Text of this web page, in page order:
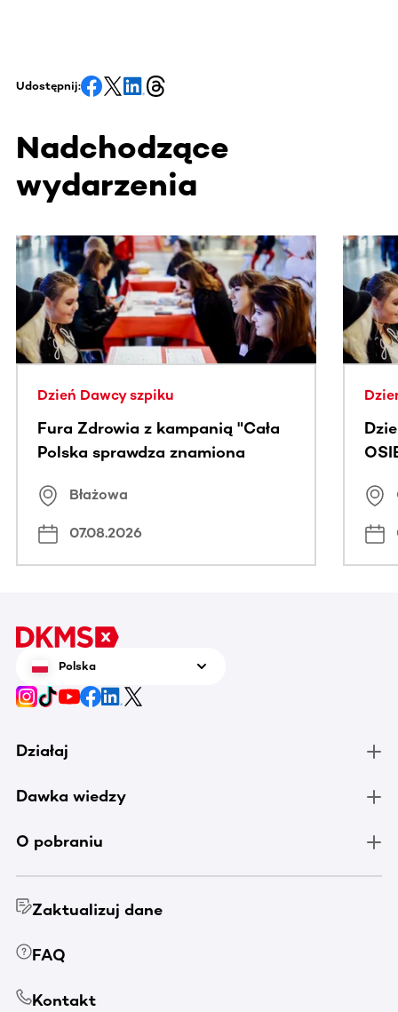
Udostępnij:
Nadchodzące
wydarzenia
Ta sekcja zawiera treści przewijane w poziomie. Użyj
Dzień Dawcy szpiku
Fura Zdrowia z kampanią "Cała
Polska sprawdza znamiona
Błażowa
07.08.2026
Polska
Działaj
Dawka wiedzy
O pobraniu
Zaktualizuj dane
FAQ
Kontakt